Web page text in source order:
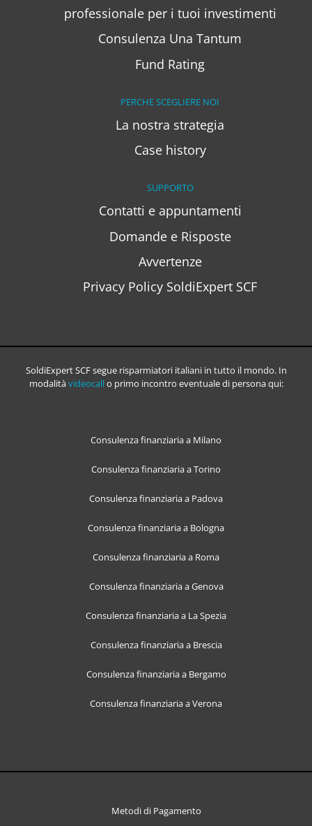
professionale per i tuoi investimenti
Consulenza Una Tantum
Fund Rating
PERCHE SCEGLIERE NOI
La nostra strategia
Case history
SUPPORTO
Contatti e appuntamenti
Domande e Risposte
Avvertenze
Privacy Policy SoldiExpert SCF
SoldiExpert SCF segue risparmiatori italiani in tutto il mondo. In
modalitàvideocallo primo incontro eventuale di persona qui:
Consulenza finanziaria a Milano
Consulenza finanziaria a Torino
Consulenza finanziaria a Padova
Consulenza finanziaria a Bologna
Consulenza finanziaria a Roma
Consulenza finanziaria a Genova
Consulenza finanziaria a La Spezia
Consulenza finanziaria a Brescia
Consulenza finanziaria a Bergamo
Consulenza finanziaria a Verona
Metodi di Pagamento